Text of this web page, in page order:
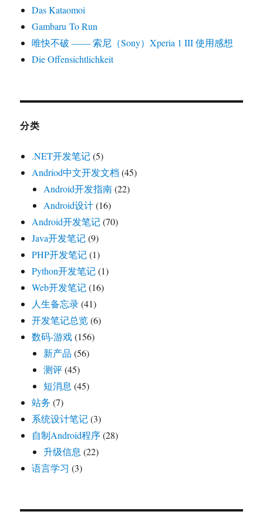
Das Kataomoi
Gambaru To Run
唯快不破 —— 索尼（Sony）Xperia 1 III 使用感想
Die Offensichtlichkeit
分类
.NET开发笔记(5)
Andriod中文开发文档 (45)
Android开发指南(22)
Android设计(16)
Android开发笔记(70)
Java开发笔记(9)
PHP开发笔记(1)
Python开发笔记(1)
Web开发笔记(16)
人生备忘录(41)
开发笔记总览(6)
数码-游戏(156)
新产品 (56)
测评(45)
短消息 (45)
站务 (7)
系统设计笔记(3)
自制Android程序(28)
升级信息 (22)
语言学习 (3)